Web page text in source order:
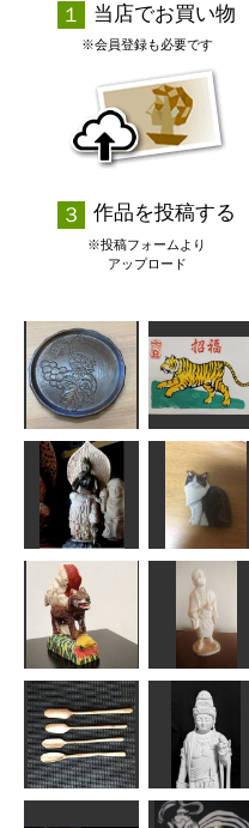
当店でお買い物
※会員登録も必要です
作品を投稿する
※投稿フォームより
アップロード
ぶどうのお盆
みぽりん
年賀状「寅」6
道刃物★所蔵参考
作品
弥勒菩薩
sigesama
猫のブローチ
LOVEクラフト
羊の皮を着る
狼に変貌する
寸前
のりお
芭蕉像
アラン